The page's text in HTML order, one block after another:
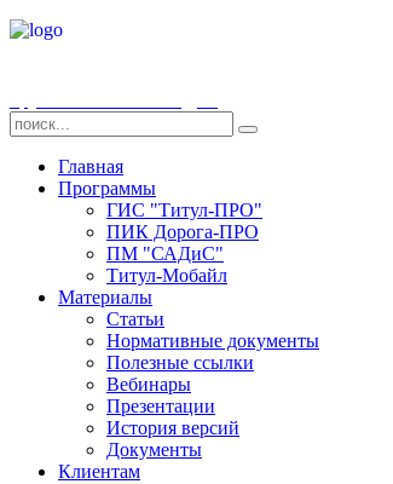
Главная
Программы
ГИС "Титул-ПРО"
ПИК Дорога-ПРО
ПМ "САДиС"
Титул-Мобайл
Материалы
Статьи
Нормативные документы
Полезные ссылки
Вебинары
Презентации
История версий
Документы
Клиентам